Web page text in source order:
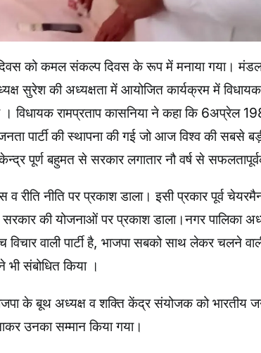
दिवस को कमल संकल्प दिवस के रूप में मनाया गया।
सुरेश की अध्यक्षता में आयोजित कार्यक्रम में विधायक
रामप्रताप कासनिया ने कहा कि 6अप्रेल
पार्टी की स्थापना की गई जो आज विश्व की सबसे
पूर्ण बहुमत से सरकार लगातार नौ वर्ष से
व रीति नीति पर प्रकाश डाला। इसी प्रकार पूर्व
की योजनाओं पर प्रकाश डाला।नगर पालिका
वाली पार्टी है, भाजपा सबको साथ लेकर चलने
भी संबोधित किया ।
के बूथ अध्यक्ष व शक्ति केंद्र संयोजक को भारतीय
उनका सम्मान किया गया।